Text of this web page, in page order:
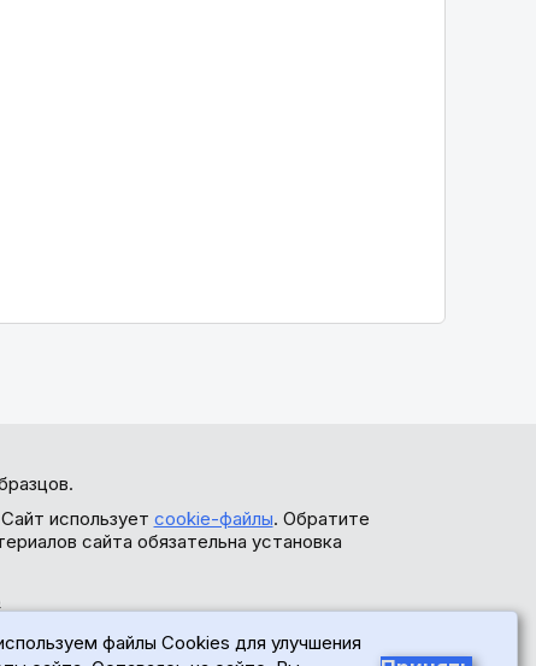
использует cookie-файлы. Обратите
сайта обязательна установка
файлы Cookies для улучшения